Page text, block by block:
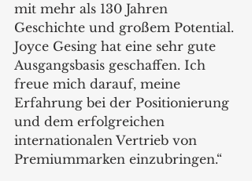
mit mehr als 130 Jahren
Geschichte und großem Potential.
Joyce Gesing hat eine sehr gute
Ausgangsbasis geschaffen. Ich
freue mich darauf, meine
Erfahrung bei der Positionierung
und dem erfolgreichen
internationalen Vertrieb von
Premiummarken einzubringen.“